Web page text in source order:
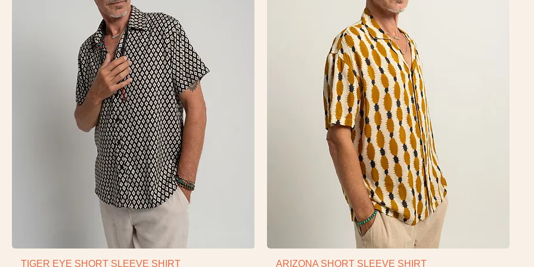
Vista rápida
TIGER EYE SHORT SLEEVE SHIRT
Vista rápida
ARIZONA SHORT SLEEVE SHIRT